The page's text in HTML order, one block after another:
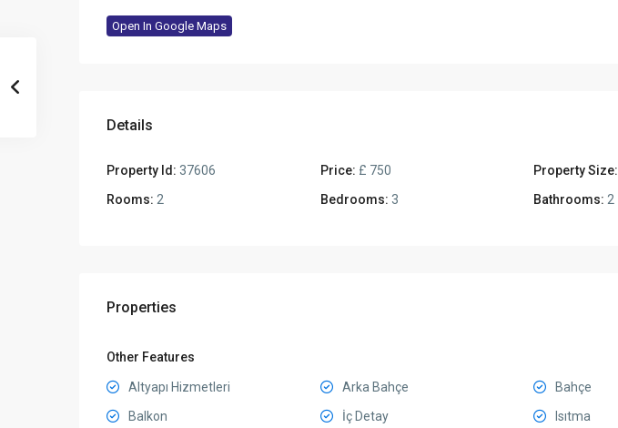
Open In Google Maps
Details
Property Id: 37606 Price: £ 750 Property Size:
Rooms: 2 Bedrooms: 3 Bathrooms: 2
Properties
Other Features
Altyapı Hizmetleri Arka Bahçe
Bahçe
Balkon
İç Detay
Isıtma